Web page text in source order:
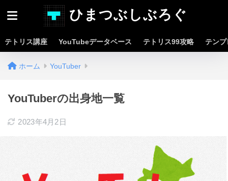
ひまつぶしぶろぐ
テトリス講座 YouTubeデータベース テトリス99攻略 テン
ホーム YouTuber
YouTuberの出身地一覧
2023年4月2日